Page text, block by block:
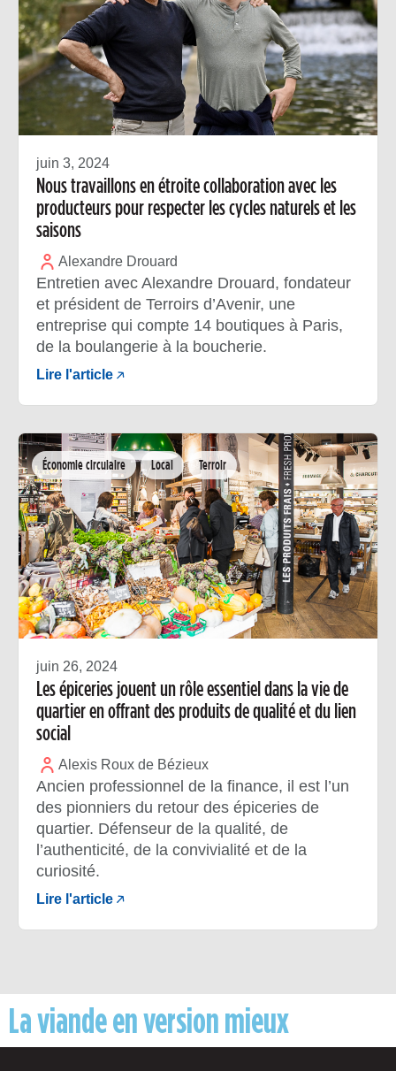
juin 3, 2024
Nous travaillons en étroite collaboration avec les
producteurs pour respecter les cycles naturels et les
saisons
Alexandre Drouard
Entretien avec Alexandre Drouard, fondateur
et président de Terroirs d’Avenir, une
entreprise qui compte 14 boutiques à Paris,
de la boulangerie à la boucherie.
Lire l'article
Économie circulaire Local Terroir
juin 26, 2024
Les épiceries jouent un rôle essentiel dans la vie de
quartier en offrant des produits de qualité et du lien
social
Alexis Roux de Bézieux
Ancien professionnel de la finance, il est l’un
des pionniers du retour des épiceries de
quartier. Défenseur de la qualité, de
l’authenticité, de la convivialité et de la
curiosité.
Lire l'article
La viande en version mieux